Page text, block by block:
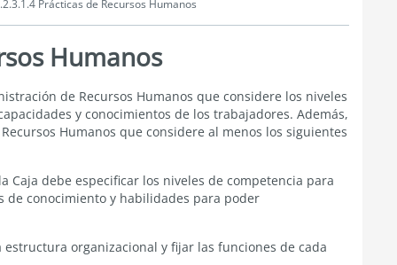
Prácticas de Recursos Humanos
Humanos
de Recursos Humanos que considere los niveles
y conocimientos de los trabajadores. Además,
Humanos que considere al menos los siguientes
debe especificar los niveles de competencia para
de conocimiento y habilidades para poder
organizacional y fijar las funciones de cada